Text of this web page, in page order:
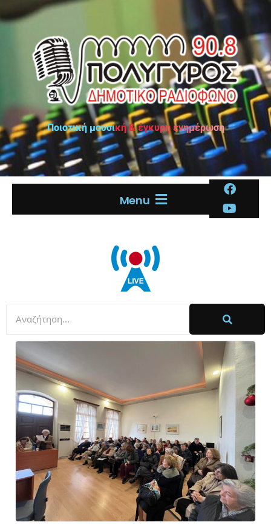
Ποιοτική μουσική & έγκυρη ενημέρωση
Menu